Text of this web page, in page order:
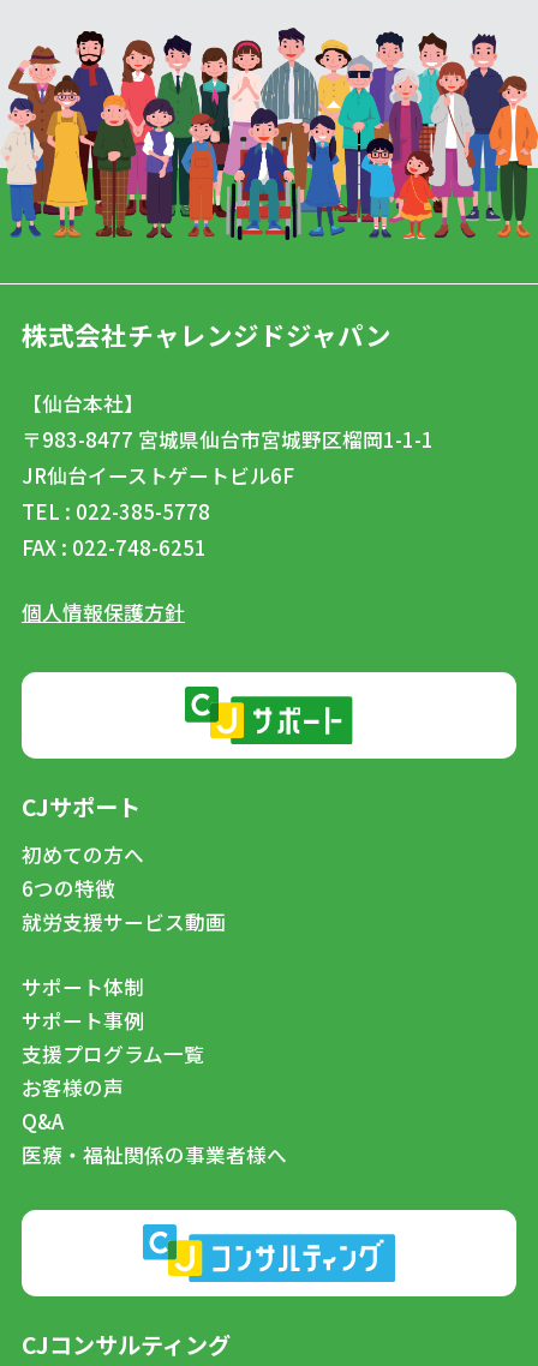
株式会社チャレンジドジャパン
【仙台本社】
〒983-8477 宮城県仙台市宮城野区榴岡1-1-1
JR仙台イーストゲートビル6F
TEL : 022-385-5778
FAX : 022-748-6251
個人情報保護方針
CJサポート
初めての方へ
6つの特徴
就労支援サービス動画
サポート体制
サポート事例
支援プログラム一覧
お客様の声
Q&A
医療・福祉関係の事業者様へ
CJコンサルティング